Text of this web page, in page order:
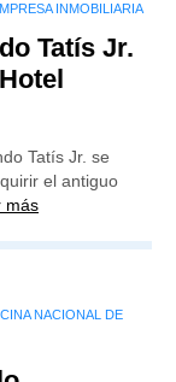
INMOBILIARIA
Tatís Jr.
Tatís Jr. se
el antiguo
más
NACIONAL DE